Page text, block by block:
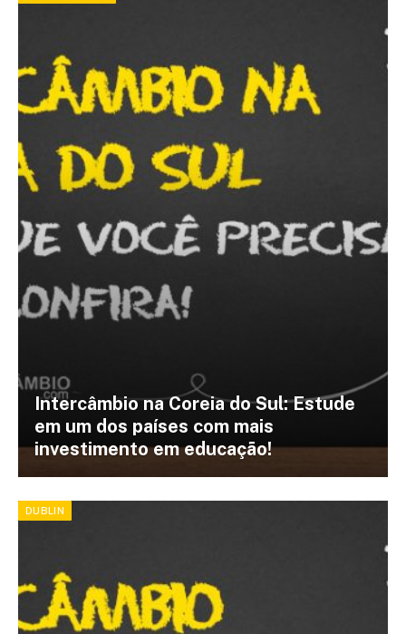
Intercâmbio na Coreia do Sul: Estude
em um dos países com mais
investimento em educação!
DUBLIN